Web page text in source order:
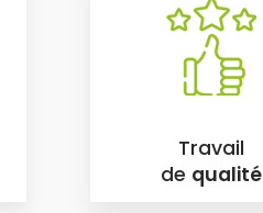
Travail
de qualité